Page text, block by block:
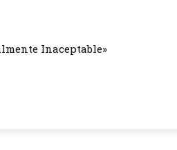
Inaceptable»